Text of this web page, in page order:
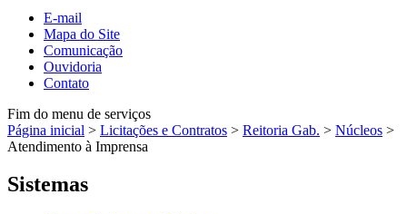
E-mail
Mapa do Site
Comunicação
Ouvidoria
Contato
Fim do menu de serviços
Página inicial > Licitações e Contratos > Reitoria Gab. > Núcleos >
Atendimento à Imprensa
Sistemas